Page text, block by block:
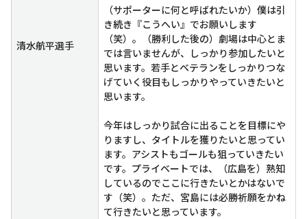
清水航平選手
（サポーターに何と呼ばれたいか）僕は引
き続き『こうへい』でお願いします
（笑）。（勝利した後の）劇場は中心とま
では言いませんが、しっかり参加したいと
思います。若手とベテランをしっかりつな
げていく役目もしっかりやっていきたいと
思います。
今年はしっかり試合に出ることを目標にや
りますし、タイトルを獲りたいと思ってい
ます。アシストもゴールも狙っていきたい
です。プライベートでは、（広島を）熟知
しているのでここに行きたいとかはないで
す（笑）。ただ、宮島には必勝祈願をかね
て行きたいと思っています。